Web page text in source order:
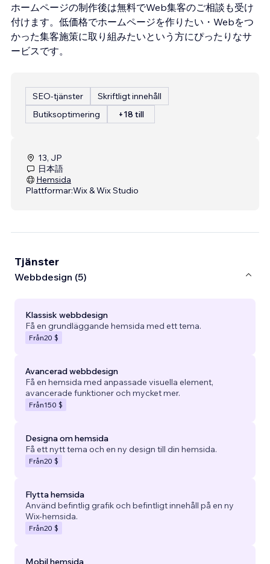
ホームページの制作後は無料でWeb集客のご相談も受け
付けます。低価格でホームページを作りたい・Webをつ
かった集客施策に取り組みたいという方にぴったりなサ
ービスです。
SEO-tjänster
Skriftligt innehåll
Butiksoptimering
+18 till
13, JP
日本語
Hemsida
Plattformar:Wix & Wix Studio
Tjänster
Webbdesign (5)
Klassisk webbdesign
Få en grundläggande hemsida med ett tema.
Från20 $
Avancerad webbdesign
Få en hemsida med anpassade visuella element,
avancerade funktioner och mycket mer.
Från150 $
Designa om hemsida
Få ett nytt tema och en ny design till din hemsida.
Från20 $
Flytta hemsida
Använd befintlig grafik och befintligt innehåll på en ny
Wix-hemsida.
Från20 $
Mobil hemsida